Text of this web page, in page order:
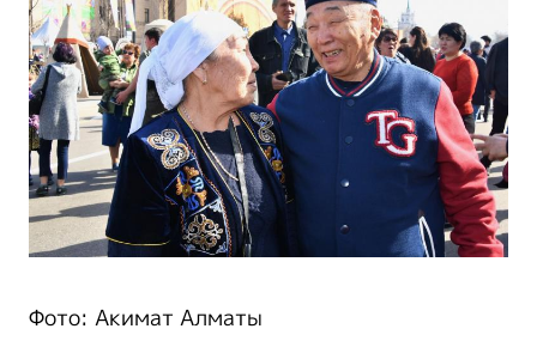
Фото: Акимат Алматы